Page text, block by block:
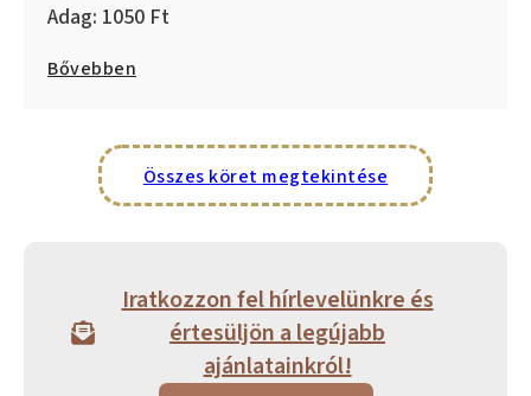
1050
Bővebben
Összes köret megtekintése
Iratkozzon fel hírlevelünkre és
értesüljön a legújabb
ajánlatainkról!